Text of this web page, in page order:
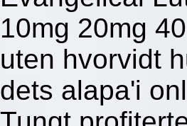
10mg 20mg
uten hvorvidt
dets alapa'i